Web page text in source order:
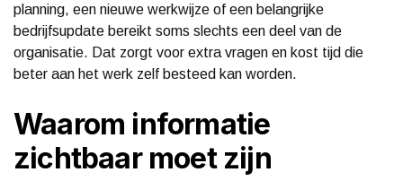
planning, een nieuwe werkwijze of een belangrijke
bedrijfsupdate bereikt soms slechts een deel van de
organisatie. Dat zorgt voor extra vragen en kost tijd die
beter aan het werk zelf besteed kan worden.
Waarom informatie
zichtbaar moet zijn